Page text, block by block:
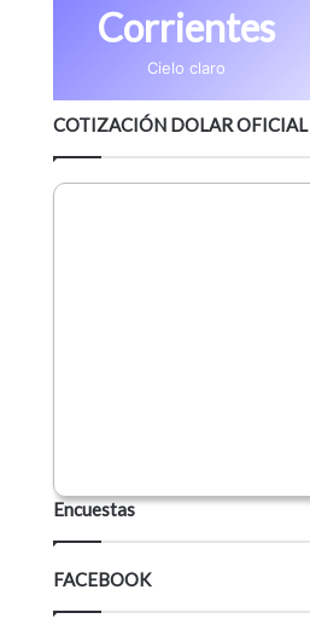
Corrientes
Cielo claro
COTIZACIÓN DOLAR OFICIAL
Encuestas
FACEBOOK